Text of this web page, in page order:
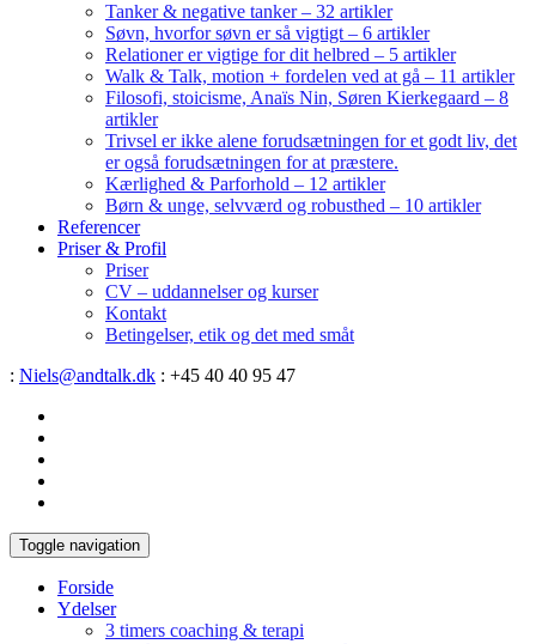
Tanker & negative tanker – 32 artikler
Søvn, hvorfor søvn er så vigtigt – 6 artikler
Relationer er vigtige for dit helbred – 5 artikler
Walk & Talk, motion + fordelen ved at gå – 11 artikler
Filosofi, stoicisme, Anaïs Nin, Søren Kierkegaard – 8
artikler
Trivsel er ikke alene forudsætningen for et godt liv, det
er også forudsætningen for at præstere.
Kærlighed & Parforhold – 12 artikler
Børn & unge, selvværd og robusthed – 10 artikler
Referencer
Priser & Profil
Priser
CV – uddannelser og kurser
Kontakt
Betingelser, etik og det med småt
: Niels@andtalk.dk : +45 40 40 95 47
Toggle navigation
Forside
Ydelser
3 timers coaching & terapi